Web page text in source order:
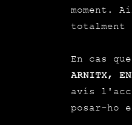
moment.
En cas
ARNITX,
avís
posar-ho